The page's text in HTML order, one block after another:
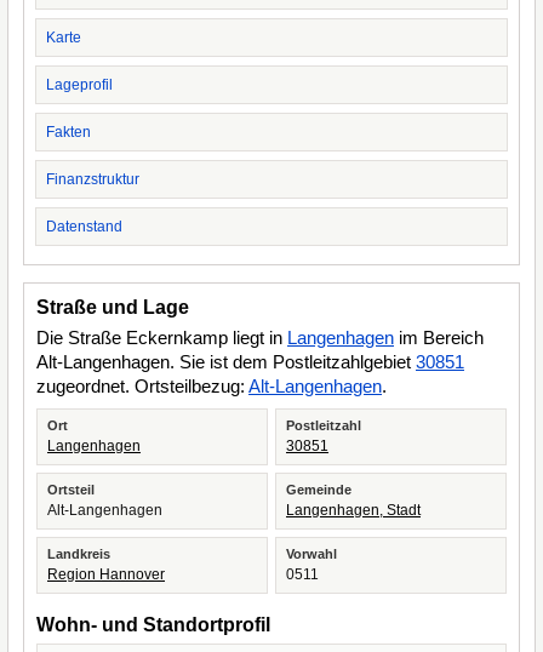
Karte
Lageprofil
Fakten
Finanzstruktur
Datenstand
Straße und Lage
Die Straße Eckernkamp liegt in Langenhagen im Bereich
Alt-Langenhagen. Sie ist dem Postleitzahlgebiet 30851
zugeordnet. Ortsteilbezug: Alt-Langenhagen.
Ort
Langenhagen
Postleitzahl
30851
Ortsteil
Alt-Langenhagen
Gemeinde
Langenhagen, Stadt
Landkreis
Region Hannover
Vorwahl
0511
Wohn- und Standortprofil